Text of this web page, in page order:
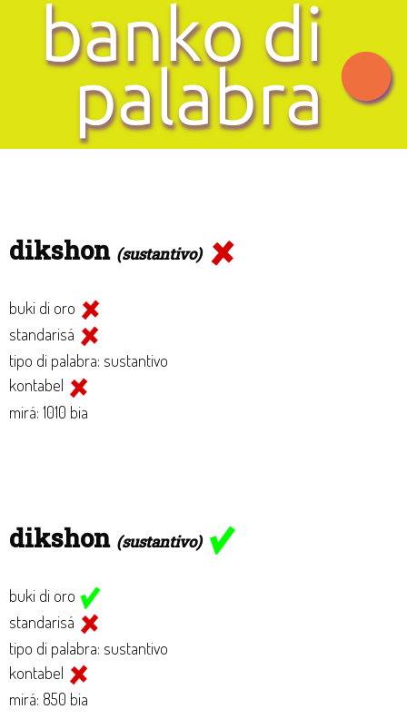
dikshon (sustantivo)
buki di oro
standarisá
tipo di palabra: sustantivo
kontabel
mirá: 1010 bia
dikshon (sustantivo)
buki di oro
standarisá
tipo di palabra: sustantivo
kontabel
mirá: 850 bia